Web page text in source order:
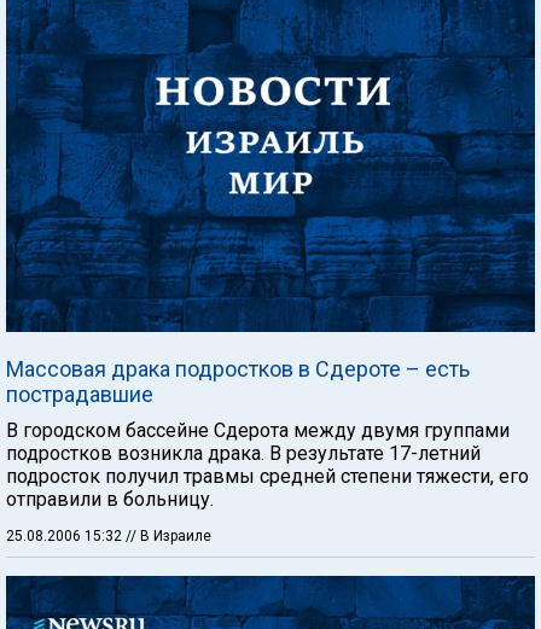
Массовая драка подростков в Сдероте – есть
пострадавшие
В городском бассейне Сдерота между двумя группами
подростков возникла драка. В результате 17-летний
подросток получил травмы средней степени тяжести, его
отправили в больницу.
25.08.2006 15:32 // В Израиле